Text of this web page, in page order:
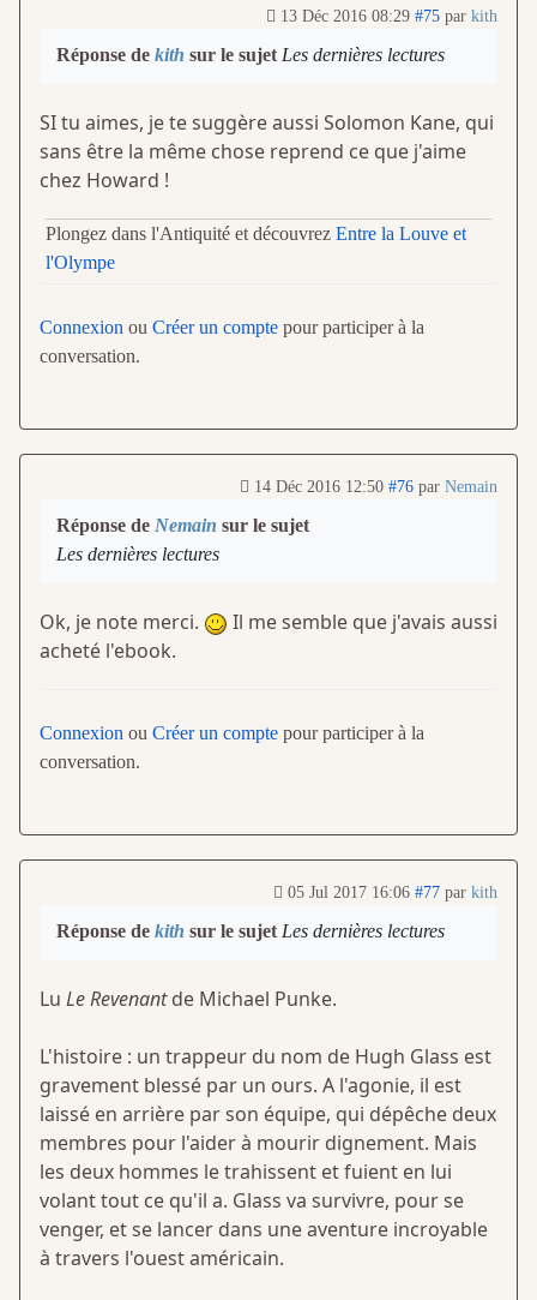
13 Déc 2016 08:29 #75 par kith
Réponse de kith sur le sujet Les dernières lectures
SI tu aimes, je te suggère aussi Solomon Kane, qui
sans être la même chose reprend ce que j'aime
chez Howard !
Plongez dans l'Antiquité et découvrez Entre la Louve et
l'Olympe
Connexion ou Créer un compte pour participer à la
conversation.
14 Déc 2016 12:50 #76 par Nemain
Réponse de Nemain sur le sujet
Les dernières lectures
Ok, je note merci.
Il me semble que j'avais aussi
acheté l'ebook.
Connexion ou Créer un compte pour participer à la
conversation.
05 Jul 2017 16:06 #77 par kith
Réponse de kith sur le sujet Les dernières lectures
Lu Le Revenantde Michael Punke.
L'histoire : un trappeur du nom de Hugh Glass est
gravement blessé par un ours. A l'agonie, il est
laissé en arrière par son équipe, qui dépêche deux
membres pour l'aider à mourir dignement. Mais
les deux hommes le trahissent et fuient en lui
volant tout ce qu'il a. Glass va survivre, pour se
venger, et se lancer dans une aventure incroyable
à travers l'ouest américain.